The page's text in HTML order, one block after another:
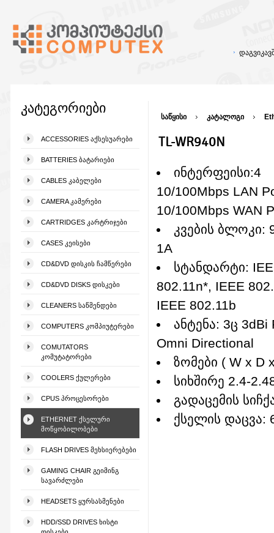
კატეგორიები
ACCESSORIES ᲐᲥᲡᲔᲡᲣᲐᲠᲔᲑᲘ
BATTERIES ᲑᲐᲢᲐᲠᲘᲔᲑᲘ
CABLES ᲙᲐᲑᲔᲚᲔᲑᲘ
CAMERA ᲙᲐᲛᲔᲠᲔᲑᲘ
CARTRIDGES ᲙᲐᲠᲢᲠᲘᲯᲔᲑᲘ
CASES ᲙᲔᲘᲡᲔᲑᲘ
CD&DVD ᲓᲘᲡᲙᲘᲡ ᲩᲐᲛᲬᲔᲠᲔᲑᲘ
CD&DVD DISKS ᲓᲘᲡᲙᲔᲑᲘ
CLEANERS ᲡᲐᲬᲛᲔᲜᲓᲔᲑᲘ
COMPUTERS ᲙᲝᲛᲞᲘᲣᲢᲔᲠᲔᲑᲘ
COMUTATORS
ᲙᲝᲛᲣᲢᲐᲢᲝᲠᲔᲑᲘ
COOLERS ᲥᲣᲚᲔᲠᲔᲑᲘ
CPUS ᲞᲠᲝᲪᲔᲡᲝᲠᲔᲑᲘ
ETHERNET ᲥᲡᲔᲚᲣᲠᲘ
ᲛᲝᲬᲧᲝᲑᲘᲚᲝᲑᲔᲑᲘ
FLASH DRIVES ᲛᲔᲮᲡᲘᲔᲠᲔᲑᲔᲑᲘ
GAMING CHAIR ᲒᲔᲘᲛᲘᲜᲒ
ᲡᲐᲕᲐᲠᲫᲚᲔᲑᲘ
HEADSETS ᲧᲣᲠᲡᲐᲡᲛᲔᲜᲔᲑᲘ
HDD/SSD DRIVES ᲮᲘᲡᲢᲘ
საწყისი კატალოგი
TL-WR940N
ინტერფეისი:4
10/100Mbps LAN
10/100Mbps WAN
კვების ბლოკი:
1A
სტანდარტი:
802.11n*, IEEE
IEEE 802.11b
ანტენა: 3ც 3dBi
Omni Directional
ზომები ( W x D
სიხშირე 2.4-
გადაცემის
ქსელის დაცვა: